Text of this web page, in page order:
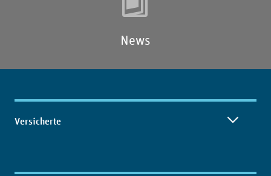
News
Inhaltsübersicht
Versicherte